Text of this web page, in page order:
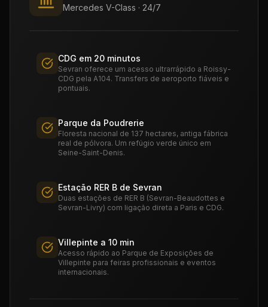
Mercedes V-Class · 24/7
CDG em 20 minutos
Sevran oferece um acesso ultrarrápido a Roissy-
CDG pela A104. Transfers de aeroporto fiáveis e
pontuais.
Parque da Poudrerie
Floresta nacional de 137 hectares, antiga fábrica
real de pólvora. Um refúgio verde único em
Seine-Saint-Denis.
Estação RER B de Sevran
Duas estações de RER B (Sevran-Beaudottes e
Sevran-Livry) com ligação direta a Paris e CDG.
Villepinte a 10 min
Acesso rápido ao Parque de Exposições de
Villepinte para feiras profissionais e eventos
internacionais.